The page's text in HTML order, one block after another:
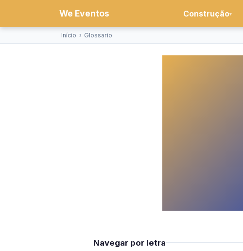
We Eventos Construção▾
Início › Glossario
Navegar por letra